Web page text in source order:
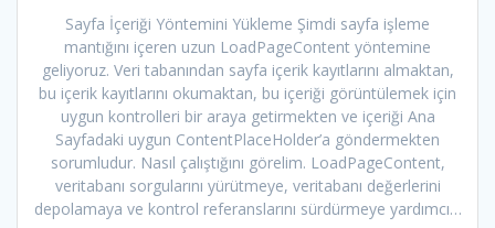
Sayfa İçeriği Yöntemini Yükleme Şimdi sayfa işleme
mantığını içeren uzun LoadPageContent yöntemine
geliyoruz. Veri tabanından sayfa içerik kayıtlarını almaktan,
bu içerik kayıtlarını okumaktan, bu içeriği görüntülemek için
uygun kontrolleri bir araya getirmekten ve içeriği Ana
Sayfadaki uygun ContentPlaceHolder’a göndermekten
sorumludur. Nasıl çalıştığını görelim. LoadPageContent,
veritabanı sorgularını yürütmeye, veritabanı değerlerini
depolamaya ve kontrol referanslarını sürdürmeye yardımcı…